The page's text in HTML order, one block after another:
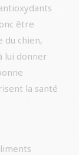
être
du chien,
lui donner
la santé